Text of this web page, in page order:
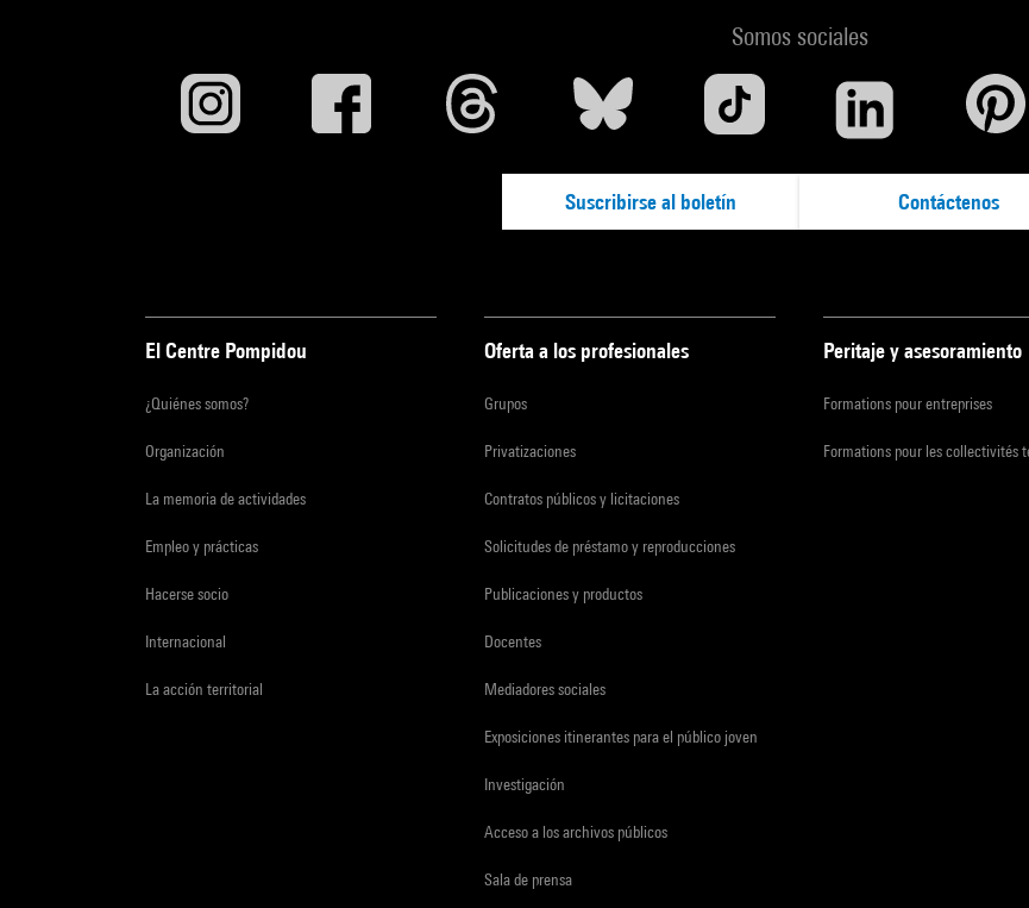
Somos sociales
Suscribirse al boletín Contáctenos
El Centre Pompidou
¿Quiénes somos?
Organización
La memoria de actividades
Empleo y prácticas
Hacerse socio
Internacional
La acción territorial
Oferta a los profesionales
Grupos
Privatizaciones
Contratos públicos y licitaciones
Solicitudes de préstamo y reproducciones
Publicaciones y productos
Docentes
Mediadores sociales
Exposiciones itinerantes para el público joven
Investigación
Acceso a los archivos públicos
Sala de prensa
Peritaje y asesoramiento
Formations pour entreprises
Formations pour les collectivités